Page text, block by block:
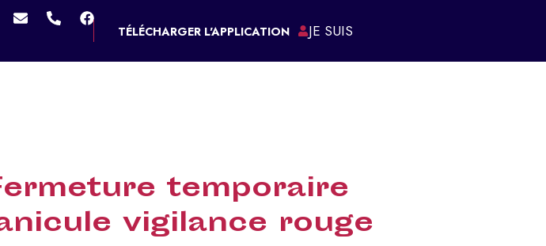
TÉLÉCHARGER L'APPLICATION JE SUIS
temporaire
vigilance rouge